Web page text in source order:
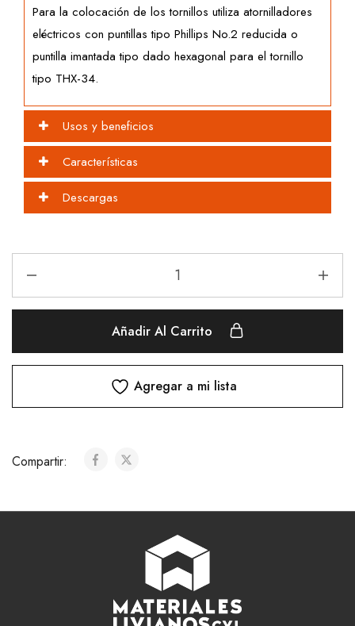
Para la colocación de los tornillos utiliza atornilladores
eléctricos con puntillas tipo Phillips No.2 reducida o
puntilla imantada tipo dado hexagonal para el tornillo
tipo THX-34.
Usos y beneficios
Características
Descargas
Añadir Al Carrito
Agregar a mi lista
Compartir: